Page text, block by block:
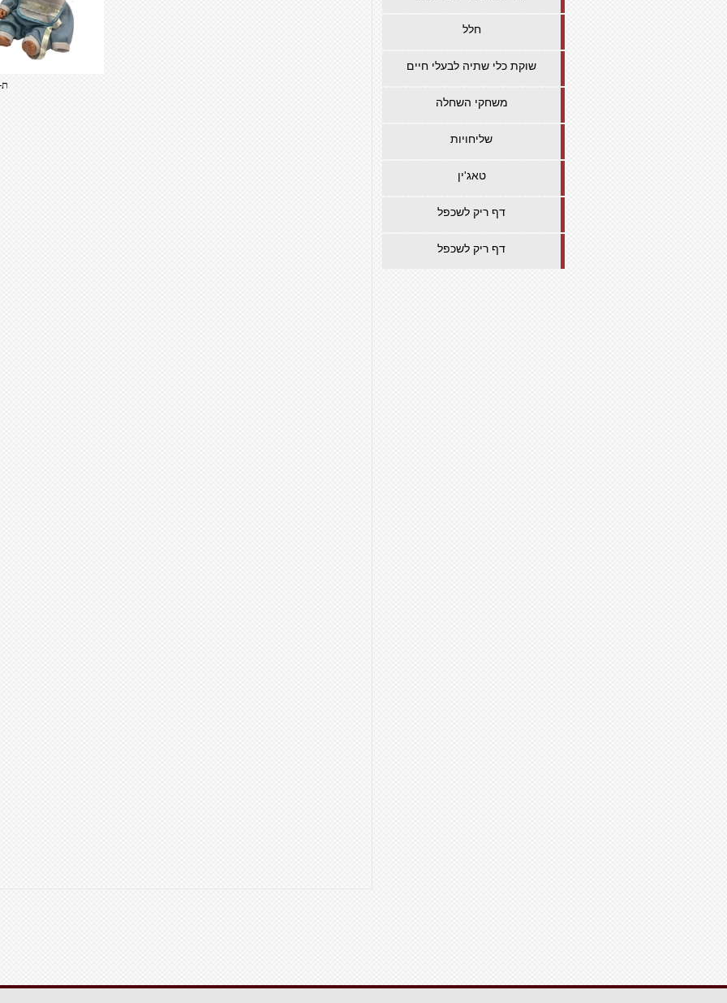
ת-12 /
חלל
שוקת כלי שתיה לבעלי חיים
משחקי השחלה
שליחויות
טאג'ין
דף ריק לשכפל
דף ריק לשכפל